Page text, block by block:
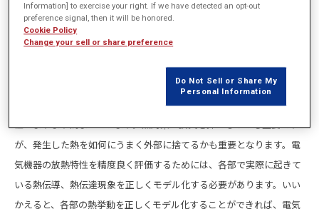
近年、電気機器が小型化、高出力化が進められており、熱対策の重要
性がますます高まっています。熱対策は損失を抑えることも重要です
が、発生した熱を如何にうまく外部に捨てるかも重要となります。電
気機器の放熱特性を精度良く評価するためには、各部で実際に起きて
いる熱伝導、熱伝達現象を正しくモデル化する必要があります。いい
かえると、各部の熱挙動を正しくモデル化することができれば、電気
Information] to exercise your right. If we have detected an opt-out
preference signal, then it will be honored.
Cookie Policy
Change your sell or share preference
Do Not Sell or Share My
Personal Information